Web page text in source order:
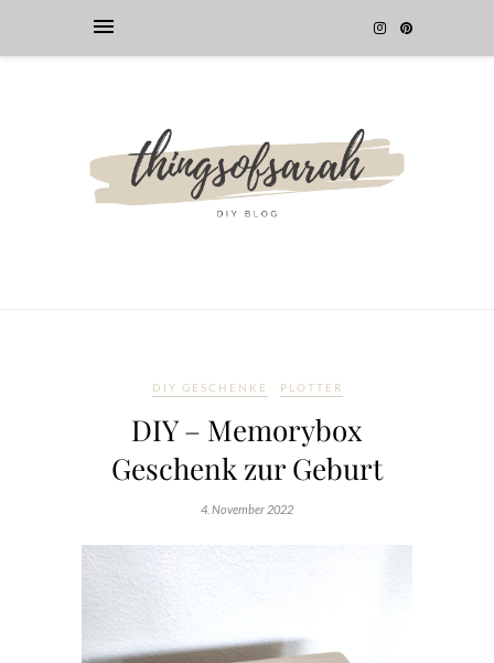
DIY GESCHENKE PLOTTER
DIY – Memorybox
Geschenk zur Geburt
4. November 2022